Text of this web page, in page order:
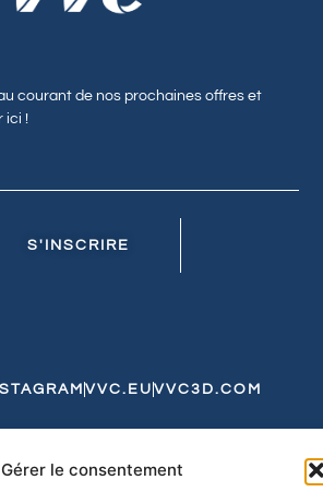
Gérer le consentement
courant de nos prochaines offres et
ici !
S'INSCRIRE
VVC.EU VVC3D.COM
et de CookiesExpédition et Livraison